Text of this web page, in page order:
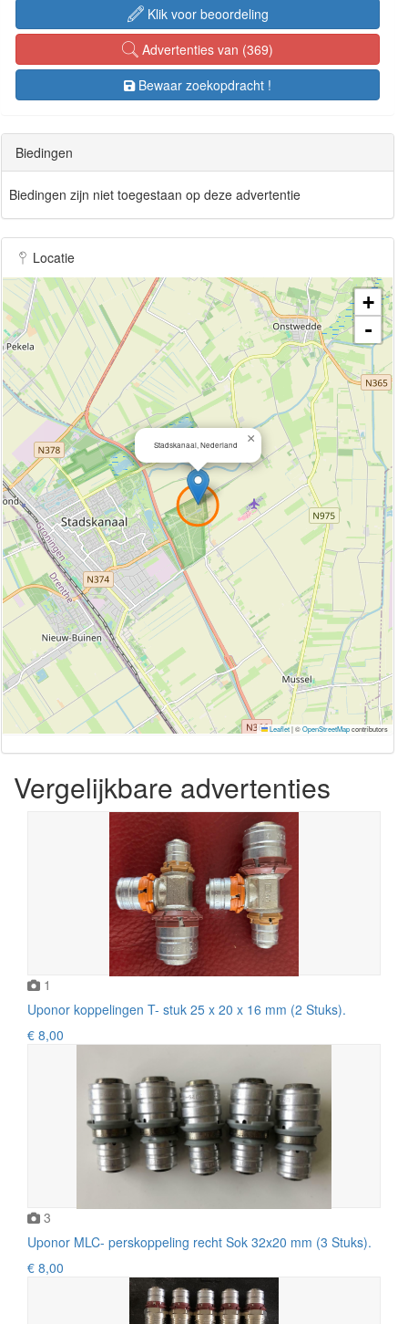
Klik voor beoordeling
Advertenties van (369)
Bewaar zoekopdracht !
Biedingen
Biedingen zijn niet toegestaan op deze advertentie
Locatie
Stadskanaal, Nederland ×
+
-
Leaflet|©OpenStreetMapcontributors
Vergelijkbare advertenties
1
Uponor koppelingen T- stuk 25 x 20 x 16 mm (2 Stuks).
€ 8,00
3
Uponor MLC- perskoppeling recht Sok 32x20 mm (3 Stuks).
€ 8,00